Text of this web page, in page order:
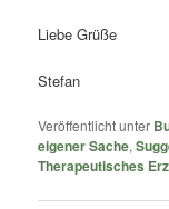
Liebe Grüße
Stefan
Veröffentlicht unter
eigener Sache,
Therapeutisches